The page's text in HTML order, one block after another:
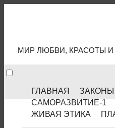
МИР ЛЮБВИ, КРАСОТЫ И
ГЛАВНАЯ
САМОРАЗВИТИЕ-1
ЖИВАЯ ЭТИКА